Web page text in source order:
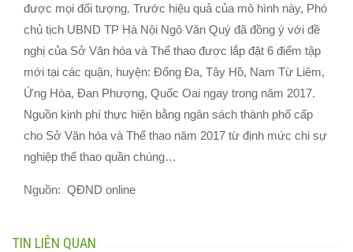
được mọi đối tượng. Trước hiệu quả của mô hình này, Phó
chủ tịch UBND TP Hà Nội Ngô Văn Quý đã đồng ý với đề
nghị của Sở Văn hóa và Thể thao được lắp đặt 6 điểm tập
mới tại các quận, huyện: Đống Đa, Tây Hồ, Nam Từ Liêm,
Ứng Hòa, Đan Phượng, Quốc Oai ngay trong năm 2017.
Nguồn kinh phí thực hiện bằng ngân sách thành phố cấp
cho Sở Văn hóa và Thể thao năm 2017 từ định mức chi sự
nghiệp thể thao quần chúng…
Nguồn: QĐND online
TIN LIÊN QUAN